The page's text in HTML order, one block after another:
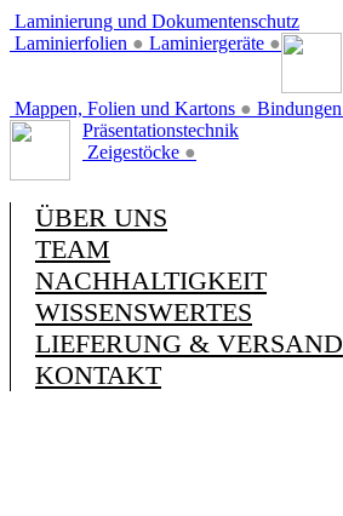
Laminierung und Dokumentenschutz
Laminierfolien ● Laminiergeräte ●
Mappen, Folien und Kartons ● Bindungen
Präsentationstechnik
Zeigestöcke ●
ÜBER UNS
TEAM
NACHHALTIGKEIT
WISSENSWERTES
LIEFERUNG & VERSAND
KONTAKT